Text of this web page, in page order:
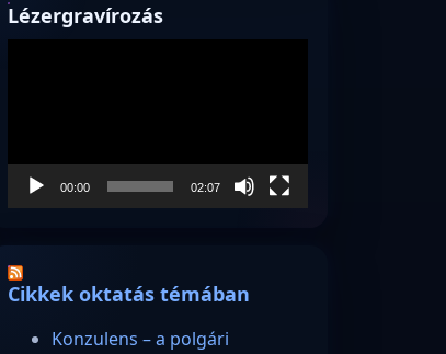
Lézergravírozás
00:00 02:07
Cikkek oktatás témában
Konzulens – a polgári